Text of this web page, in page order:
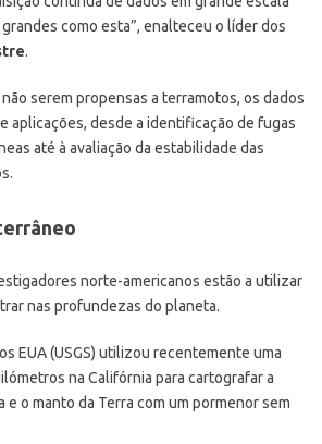
como esta”, enalteceu o líder dos
.
serem propensas a terramotos, os dados
aplicações, desde a identificação de fugas
até à avaliação da estabilidade das
norte-americanos estão a utilizar
nas profundezas do planeta.
EUA (USGS) utilizou recentemente uma
na Califórnia para cartografar a
o manto da Terra com um pormenor sem